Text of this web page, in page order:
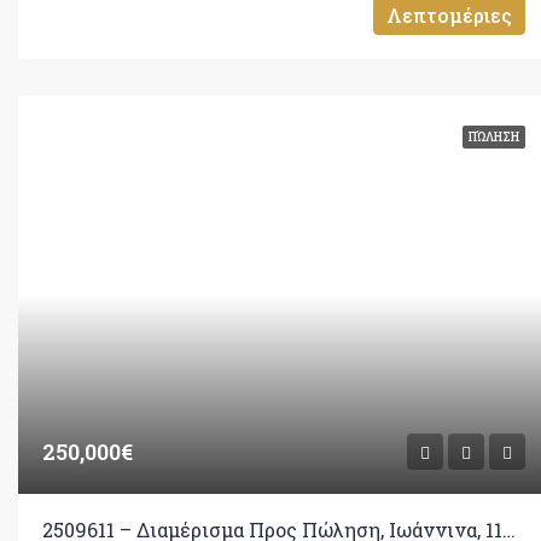
Λεπτομέριες
ΠΏΛΗΣΗ
250,000€
2509611 – Διαμέρισμα Προς Πώληση, Ιωάννινα, 110 τ.μ., €250.000